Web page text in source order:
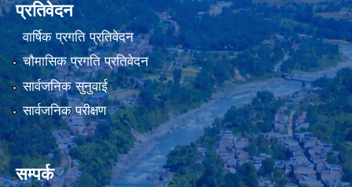
प्रतिवेदन
वार्षिक प्रगति प्रतिवेदन
चौमासिक प्रगति प्रतिवेदन
सार्वजनिक सुनुवाई
सार्वजनिक परीक्षण
सम्पर्क